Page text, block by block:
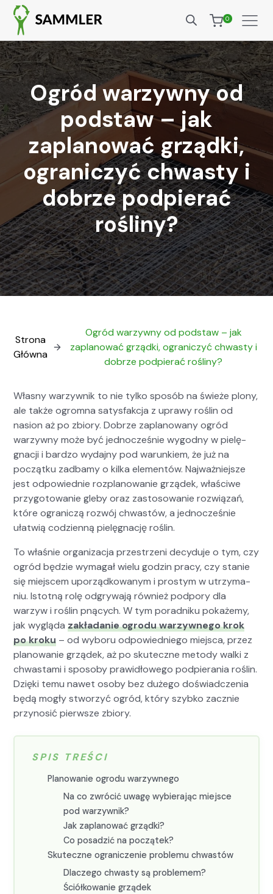
0
Ogród warzywny od
podstaw – jak
zaplanować grządki,
ograniczyć chwasty i
dobrze podpierać
rośliny?
Strona
Główna
Ogród warzywny od podstaw – jak
zaplanować grządki, ograniczyć chwasty i
dobrze podpierać rośliny?
Włas­ny warzy­wnik to nie tylko sposób na świeże plony,
ale także ogrom­na satys­fakc­ja z uprawy roślin od
nasion aż po zbio­ry. Dobrze zaplanowany ogród
warzy­wny może być jed­nocześnie wygod­ny w pielę­
gnacji i bard­zo wyda­jny pod warunk­iem, że już na
początku zad­bamy o kil­ka ele­men­tów. Najważniejsze
jest odpowied­nie roz­planowanie grządek, właś­ci­we
przy­go­towanie gle­by oraz zas­tosowanie rozwiązań,
które ograniczą rozwój chwastów, a jed­nocześnie
ułatwią codzi­en­ną pielę­gnację roślin.
To właśnie orga­ni­za­c­ja przestrzeni decy­du­je o tym, czy
ogród będzie wyma­gał wielu godzin pra­cy, czy stanie
się miejscem uporząd­kowanym i prostym w utrzy­ma­
niu. Istot­ną rolę odgry­wa­ją również pod­pory dla
warzyw i roślin pną­cych. W tym porad­niku pokaże­my,
jak wyglą­dazakładanie ogro­du warzy­wnego krok
po kroku – od wyboru odpowied­niego miejs­ca, przez
planowanie grządek, aż po skuteczne metody wal­ki z
chwasta­mi i sposo­by praw­idłowego pod­piera­nia roślin.
Dzię­ki temu nawet oso­by bez dużego doświad­czenia
będą mogły stworzyć ogród, który szy­bko zacznie
przynosić pier­wsze zbio­ry.
SPIS TREŚCI
Planowanie ogro­du warzy­wnego
Na co zwró­cić uwagę wybier­a­jąc miejsce
pod warzy­wnik?
Jak zaplanować grząd­ki?
Co posadz­ić na początek?
Skuteczne ogranicze­nie prob­le­mu chwastów
Dlaczego chwasty są prob­le­mem?
Ściółkowanie grządek